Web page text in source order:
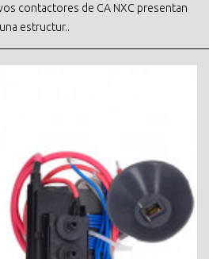
contactores de CA NXC presentan
estructur..